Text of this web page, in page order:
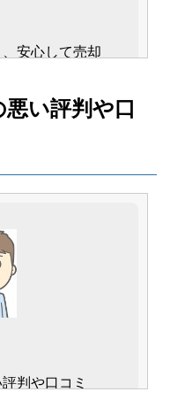
安心して売却
かり、さすが
たです。
い評判や口
判や口コミ